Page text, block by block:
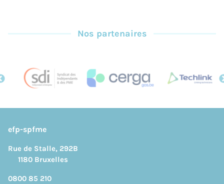
Nos partenaires
efp-spfme
Rue de Stalle, 292B
1180 Bruxelles
0800 85 210